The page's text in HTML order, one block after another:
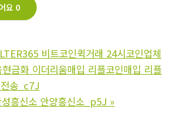
요 0
비트코인퀵거래 24시코인업체
금화 이더리움매입 리플코인매입 리플
송_c7J
흥신소 안양흥신소_p5J »